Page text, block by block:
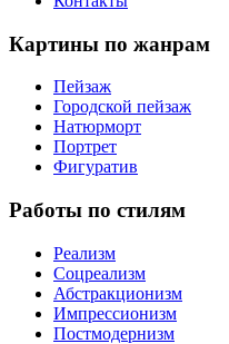
Картины по жанрам
Пейзаж
Городской пейзаж
Натюрморт
Портрет
Фигуратив
Работы по стилям
Реализм
Соцреализм
Абстракционизм
Импрессионизм
Постмодернизм